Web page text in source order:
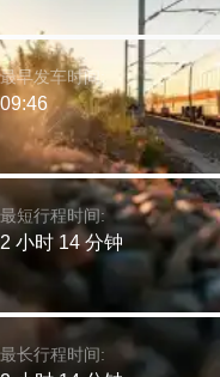
最短行程时间:
2 小时 14 分钟
最早发车时间:
09:46
最长行程时间: